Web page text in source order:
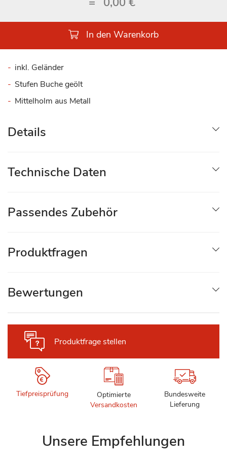
In den Warenkorb
inkl. Geländer
Stufen Buche geölt
Mittelholm aus Metall
Produktfrage stellen
Tiefpreisprüfung
Optimierte
Versandkosten
Bundesweite
Lieferung
Details
Technische Daten
Passendes Zubehör
Produktfragen
Bewertungen
Unsere Empfehlungen